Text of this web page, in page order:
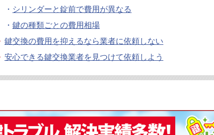
・ シリンダーと錠前で費用が異なる
・ 鍵の種類ごとの費用相場
鍵交換の費用を抑えるなら業者に依頼しない
安心できる鍵交換業者を見つけて依頼しよう